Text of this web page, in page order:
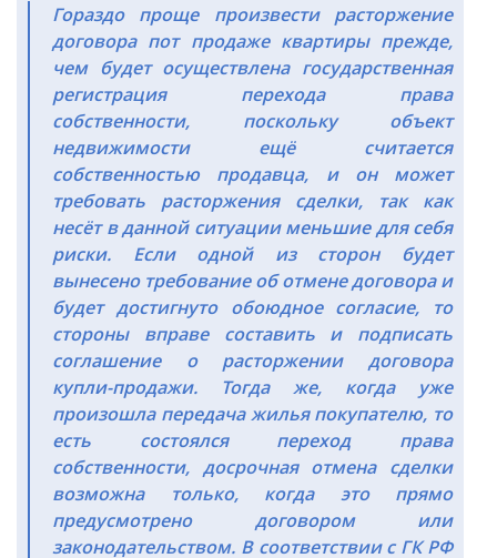
Гораздо проще произвести расторжение
договора пот продаже квартиры прежде,
чем будет осуществлена государственная
регистрация перехода права
собственности, поскольку объект
недвижимости ещё считается
собственностью продавца, и он может
требовать расторжения сделки, так как
несёт в данной ситуации меньшие для себя
риски. Если одной из сторон будет
вынесено требование об отмене договора и
будет достигнуто обоюдное согласие, то
стороны вправе составить и подписать
соглашение о расторжении договора
купли-продажи. Тогда же, когда уже
произошла передача жилья покупателю, то
есть состоялся переход права
собственности, досрочная отмена сделки
возможна только, когда это прямо
предусмотрено договором или
законодательством. В соответствии с ГК РФ